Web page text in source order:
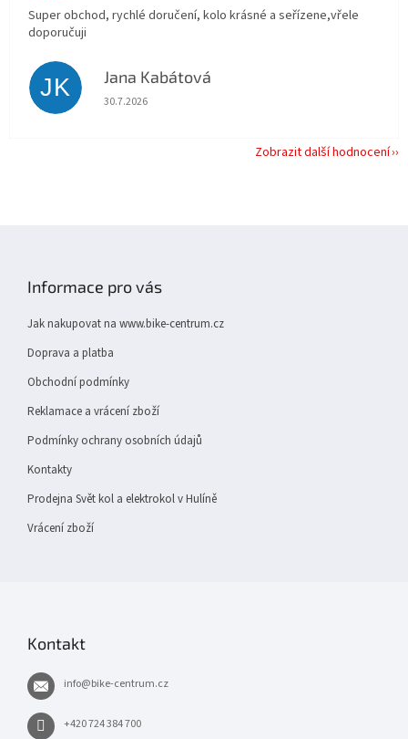
Super obchod, rychlé doručení, kolo krásné a seřízene,vřele
doporučuji
JK Jana Kabátová
Hodnocení obchodu je 5 z 5 hvězdiček.
30.7.2026
Zobrazit další hodnocení
Informace pro vás
Jak nakupovat na www.bike-centrum.cz
Doprava a platba
Obchodní podmínky
Reklamace a vrácení zboží
Podmínky ochrany osobních údajů
Kontakty
Prodejna Svět kol a elektrokol v Hulíně
Vrácení zboží
Kontakt
info@bike-centrum.cz
+420 724 384 700